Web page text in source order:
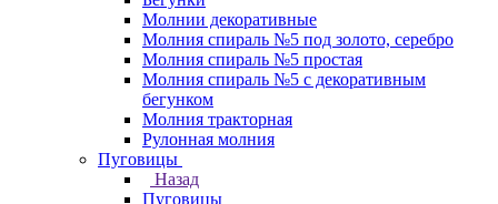
Молнии декоративные
Молния спираль №5 под золото, серебро
Молния спираль №5 простая
Молния спираль №5 с декоративным
бегунком
Молния тракторная
Рулонная молния
Пуговицы
Назад
Пуговицы